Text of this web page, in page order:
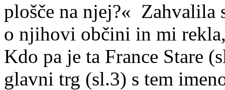
plošče na njej?« Zahvalila
o njihovi občini in mi
Kdo pa je ta France Stare (
glavni trg (sl.3) s tem